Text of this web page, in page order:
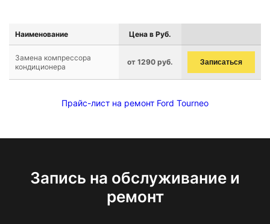
Наименование Цена в Руб.
Замена компрессора
кондиционера
от 1290 руб. Записаться
Прайс-лист на ремонт Ford Tourneo
Запись на обслуживание и
ремонт